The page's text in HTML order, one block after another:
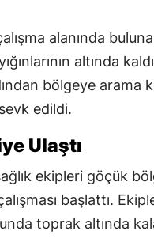
alanında
altında
bölgeye arama
edildi.
Ulaştı
ekipleri göçük
başlattı.
toprak altında